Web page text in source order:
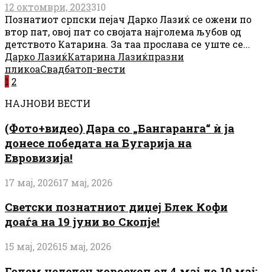
12 октомври, 2023310
Познатиот српски пејач Дарко Лазиќ се ожени по
втор пат, овој пат со својата најголема љубов од
детството Катарина. За таа прослава се уште се...
Дарко ЛазиќКатарина Лазиќпразни
пликоаСвадбатоп-вести
Posts
pagination
1 2
НАЈНОВИ ВЕСТИ
(Фото+видео) Дара со „Бангаранга“ ѝ ја
донесе победата на Бугарија на
Евровизија!
17 мај, 202617 мај, 2026
Светски познатниот диџеј Блек Кофи
доаѓа на 19 јуни во Скопје!
15 мај, 202615 мај, 2026